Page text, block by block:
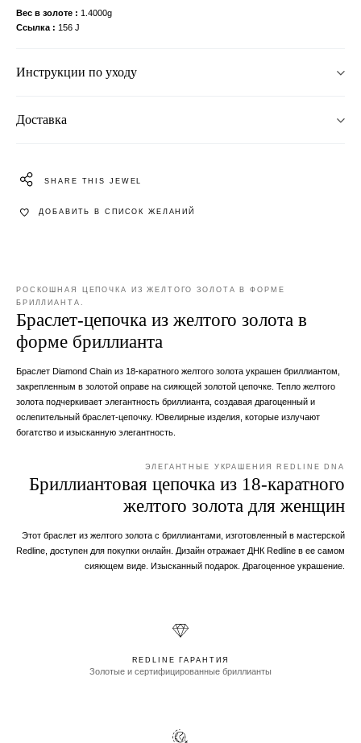
Вес в золоте
1.4000g
Ссылка
156 J
Инструкции по уходу
Доставка
SHARE THIS JEWEL
ДОБАВИТЬ В СПИСОК ЖЕЛАНИЙ
РОСКОШНАЯ ЦЕПОЧКА ИЗ ЖЕЛТОГО ЗОЛОТА В ФОРМЕ
БРИЛЛИАНТА.
Браслет-цепочка из желтого золота в
форме бриллианта
Браслет Diamond Chain из 18-каратного желтого золота украшен бриллиантом,
закрепленным в золотой оправе на сияющей золотой цепочке. Тепло желтого
золота подчеркивает элегантность бриллианта, создавая драгоценный и
ослепительный браслет-цепочку. Ювелирные изделия, которые излучают
богатство и изысканную элегантность.
ЭЛЕГАНТНЫЕ УКРАШЕНИЯ REDLINE DNA
Бриллиантовая цепочка из 18-каратного
желтого золота для женщин
Этот браслет из желтого золота с бриллиантами, изготовленный в мастерской
Redline, доступен для покупки онлайн. Дизайн отражает ДНК Redline в ее самом
сияющем виде. Изысканный подарок. Драгоценное украшение.
REDLINE ГАРАНТИЯ
Золотые и сертифицированные бриллианты